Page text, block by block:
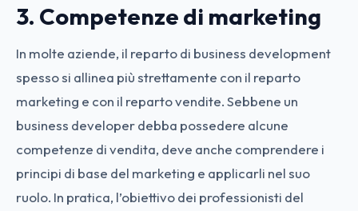
3. Competenze di marketing
In molte aziende, il reparto di business development
spesso si allinea più strettamente con il reparto
marketing e con il reparto vendite. Sebbene un
business developer debba possedere alcune
competenze di vendita, deve anche comprendere i
principi di base del marketing e applicarli nel suo
ruolo. In pratica, l’obiettivo dei professionisti del